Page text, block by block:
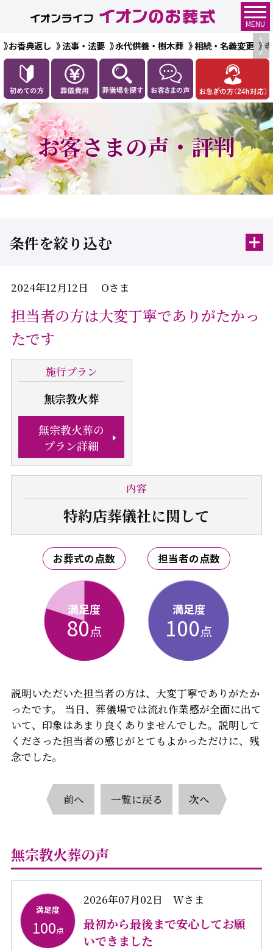
MENU
お香典返し 法事・法要 永代供養・樹木葬 相続・名義変更
お客さまの声・評判
条件を絞り込む
2024年12月12日 Oさま
担当者の方は大変丁寧でありがたかっ
たです
施行プラン
無宗教火葬
無宗教火葬の
プラン詳細
内容
特約店葬儀社に関して
お葬式の点数
満足度
80点
担当者の点数
満足度
100点
説明いただいた担当者の方は、大変丁寧でありがたか
ったです。 当日、葬儀場では流れ作業感が全面に出て
いて、印象はあまり良くありませんでした。説明して
くださった担当者の感じがとてもよかっただけに、残
念でした。
前へ 一覧に戻る 次へ
無宗教火葬の声
満足度
100点
2026年07月02日 Wさま
最初から最後まで安心してお願
いできました